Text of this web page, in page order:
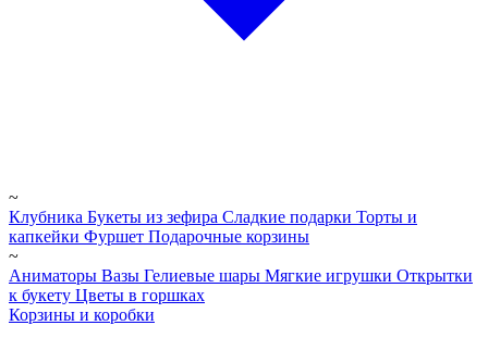
~
Клубника Букеты из зефира Сладкие подарки Торты и
капкейки Фуршет Подарочные корзины
~
Аниматоры Вазы Гелиевые шары Мягкие игрушки Открытки
к букету Цветы в горшках
Корзины и коробки